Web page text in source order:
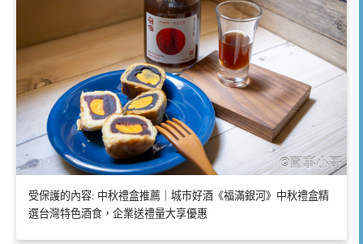
受保護的內容: 中秋禮盒推薦｜城市好酒《福滿銀河》中秋禮盒精
選台灣特色酒食，企業送禮量大享優惠